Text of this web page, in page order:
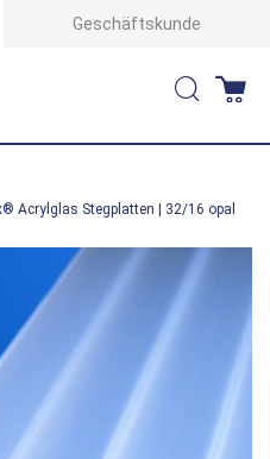
Geschäftskunde
Suche
Acrylglas Stegplatten | 32/16 opal